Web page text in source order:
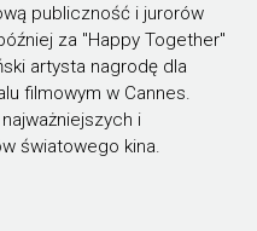
publiczność i jurorów
za "Happy Together"
artysta nagrodę dla
filmowym w Cannes.
i
światowego kina.